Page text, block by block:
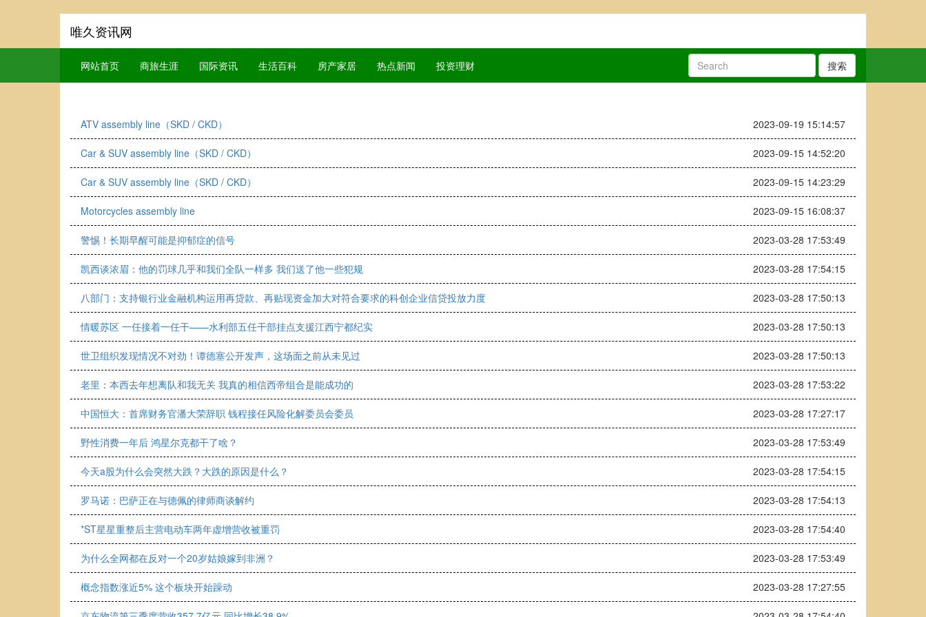
唯久资讯网
网站首页 商旅生涯 国际资讯 生活百科 房产家居 热点新闻 投资理财 搜索
ATV assembly line（SKD / CKD） 2023-09-19 15:14:57
Car & SUV assembly line（SKD / CKD） 2023-09-15 14:52:20
Car & SUV assembly line（SKD / CKD） 2023-09-15 14:23:29
Motorcycles assembly line 2023-09-15 16:08:37
警惕！长期早醒可能是抑郁症的信号 2023-03-28 17:53:49
凯西谈浓眉：他的罚球几乎和我们全队一样多 我们送了他一些犯规 2023-03-28 17:54:15
八部门：支持银行业金融机构运用再贷款、再贴现资金加大对符合要求的科创企业信贷投放力度 2023-03-28 17:50:13
情暖苏区 一任接着一任干——水利部五任干部挂点支援江西宁都纪实 2023-03-28 17:50:13
世卫组织发现情况不对劲！谭德塞公开发声，这场面之前从未见过 2023-03-28 17:50:13
老里：本西去年想离队和我无关 我真的相信西帝组合是能成功的 2023-03-28 17:53:22
中国恒大：首席财务官潘大荣辞职 钱程接任风险化解委员会委员 2023-03-28 17:27:17
野性消费一年后 鸿星尔克都干了啥？ 2023-03-28 17:53:49
今天a股为什么会突然大跌？大跌的原因是什么？ 2023-03-28 17:54:15
罗马诺：巴萨正在与德佩的律师商谈解约 2023-03-28 17:54:13
*ST星星重整后主营电动车两年虚增营收被重罚 2023-03-28 17:54:40
为什么全网都在反对一个20岁姑娘嫁到非洲？ 2023-03-28 17:53:49
概念指数涨近5% 这个板块开始躁动 2023-03-28 17:27:55